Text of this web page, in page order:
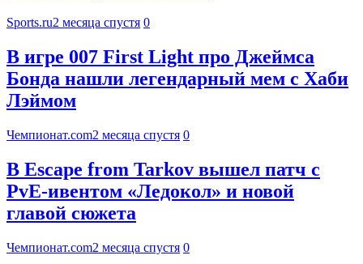
Sports.ru2 месяца спустя 0
В игре 007 First Light про Джеймса
Бонда нашли легендарный мем с Хаби
Лэймом
Чемпионат.com2 месяца спустя 0
В Escape from Tarkov вышел патч с
PvE-ивентом «Ледокол» и новой
главой сюжета
Чемпионат.com2 месяца спустя 0